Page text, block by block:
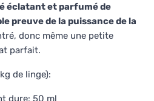
éclatant et parfumé de
preuve de la puissance de la
donc même une petite
parfait.
de linge):
dure: 50 ml